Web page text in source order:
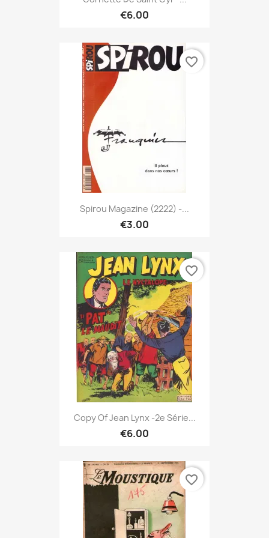
€6.00
Spirou Magazine (2222) -...
€3.00
favorite_border
Copy Of Jean Lynx -2e Série...
€6.00
favorite_border
favorite_border